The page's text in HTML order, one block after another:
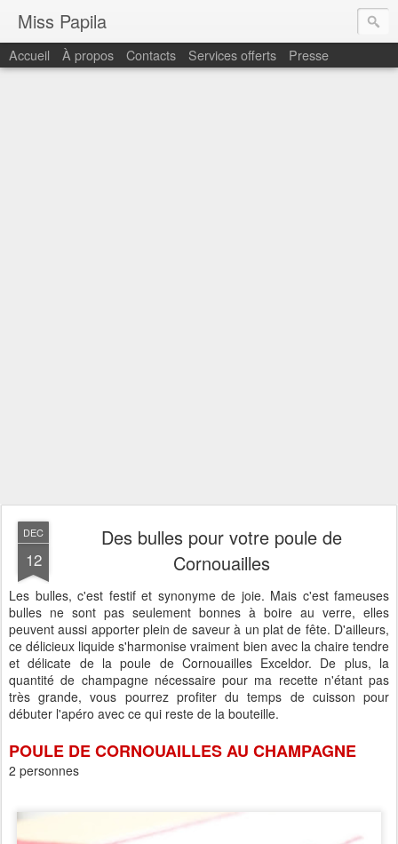
Miss Papila
Accueil À propos Contacts Services offerts Presse
DEC
12
Des bulles pour votre poule de
Cornouailles
Les bulles, c'est festif et synonyme de joie. Mais c'est fameuses
bulles ne sont pas seulement bonnes à boire au verre, elles
peuvent aussi apporter plein de saveur à un plat de fête. D'ailleurs,
ce délicieux liquide s'harmonise vraiment bien avec la chaire tendre
et délicate de la poule de Cornouailles Exceldor. De plus, la
quantité de champagne nécessaire pour ma recette n'étant pas
très grande, vous pourrez profiter du temps de cuisson pour
débuter l'apéro avec ce qui reste de la bouteille.
POULE DE CORNOUAILLES AU CHAMPAGNE
2 personnes